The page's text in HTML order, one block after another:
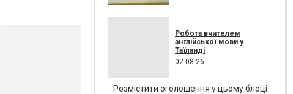
Робота вчителем
англійської мови у
Таїланді
02.08.26
Розмістити оголошення у цьому блоці